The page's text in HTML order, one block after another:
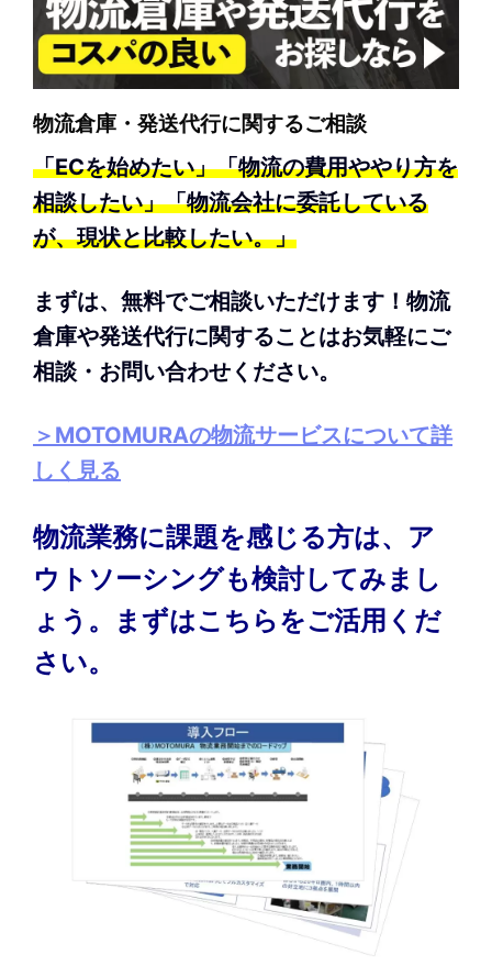
物流倉庫・発送代行に関するご相談
「ECを始めたい」「物流の費用ややり方を
相談したい」「物流会社に委託している
が、現状と比較したい。」
まずは、無料でご相談いただけます！物流
倉庫や発送代行に関することはお気軽にご
相談・お問い合わせください。
＞MOTOMURAの物流サービスについて詳
しく見る
物流業務に課題を感じる方は、ア
ウトソーシングも検討してみまし
ょう。まずはこちらをご活用くだ
さい。